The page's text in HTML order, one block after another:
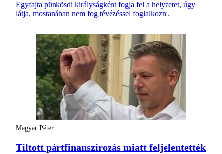
Egyfajta pünkösdi királyságként fogja fel a helyzetet, úgy
látja, mostanában nem fog tévézéssel foglalkozni.
Magyar Péter
Tiltott pártfinanszírozás miatt feljelentették